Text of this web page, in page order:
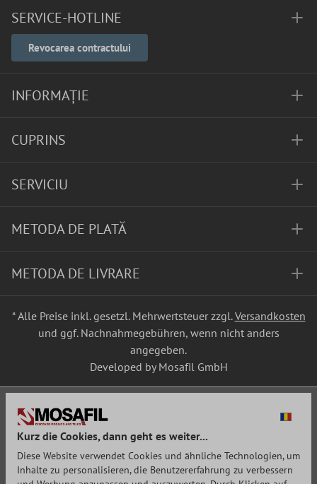
SERVICE-HOTLINE
Revocarea contractului
INFORMAȚIE
CUPRINS
SERVICIU
METODA DE PLATĂ
METODA DE LIVRARE
* Alle Preise inkl. gesetzl. Mehrwertsteuer zzgl.Versandkosten
und ggf. Nachnahmegebühren, wenn nicht anders
angegeben.
Developed by Mosafil GmbH
Kurz die Cookies, dann geht es weiter...
Diese Website verwendet Cookies und ähnliche Technologien, um
Inhalte zu personalisieren, die Benutzererfahrung zu verbessern